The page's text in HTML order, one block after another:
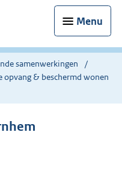
Menu
samenwerkingen
& beschermd wonen